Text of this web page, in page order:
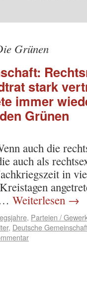
Grünen
stark
immer
Grünen
auch die
auch als
in
Weiterlesen →
, Parteien /
, Deutsche